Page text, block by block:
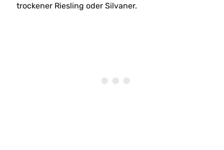
trockener Riesling oder Silvaner.